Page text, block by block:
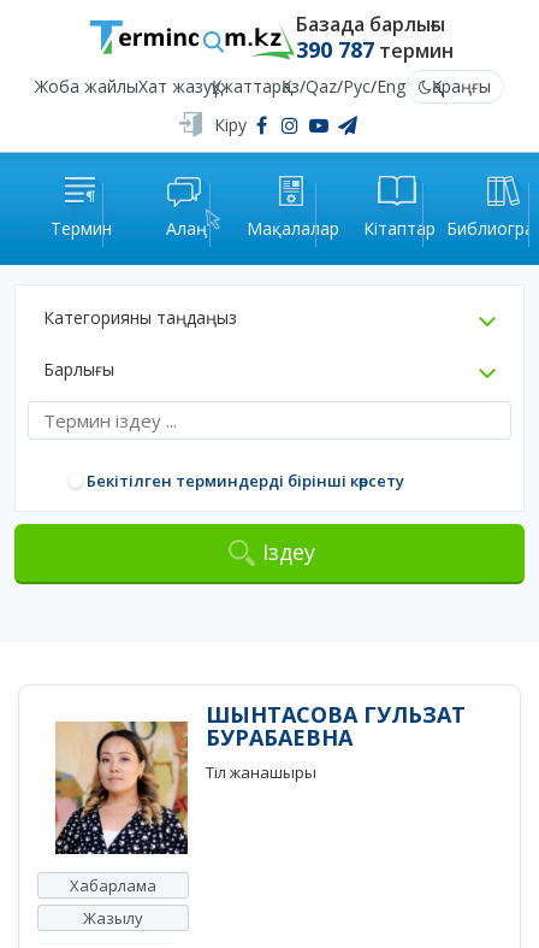
Базада барлығы
390 787термин
Жоба жайлыХат жазуҚұжаттарҚаз/Qaz/Рус/Eng
Қараңғы
Кіру
Термин Алаң Мақалалар Кітаптар
Категорияны таңдаңыз
Барлығы
Бекітілген терминдерді бірінші көрсету
Іздеу
Хабарлама
Жазылу
ШЫНТАСОВА ГУЛЬЗАТ
БУРАБАЕВНА
Тіл жанашыры